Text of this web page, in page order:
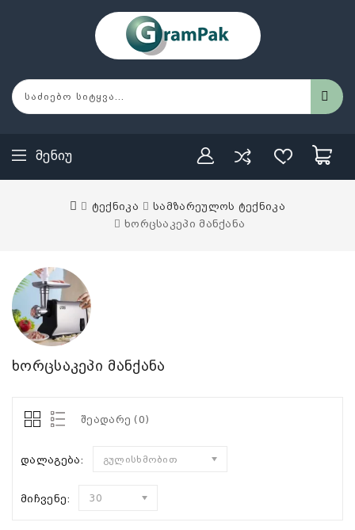
Მენიუ
ტექნიკა
სამზარეულოს ტექნიკა
ხორცსაკეპი მანქანა
ხორცსაკეპი მანქანა
შეადარე (0)
დალაგება: გულისხმობით
მიჩვენე: 30